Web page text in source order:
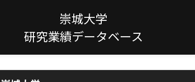
崇城大学
研究業績データベース